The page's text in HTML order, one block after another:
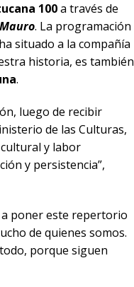
100a través de
Mauro. La programación
situado a la compañía
historia, es también
.
luego de recibir
de las Culturas,
y labor
y persistencia”,
a poner este repertorio
de quienes somos.
porque siguen